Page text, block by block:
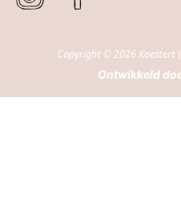
Copyright © 2026 Koestert
Ontwikkeld